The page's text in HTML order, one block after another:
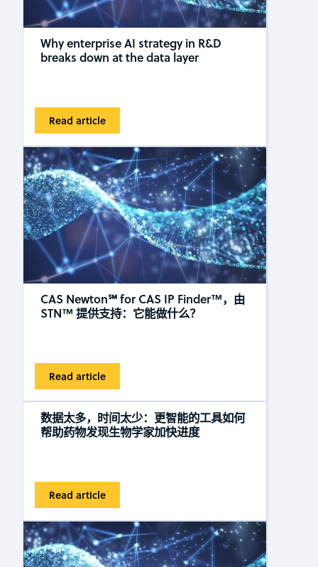
Why enterprise AI strategy in R&D
breaks down at the data layer
Read article
CAS Newton℠ for CAS IP Finder™，由
STN™ 提供支持：它能做什么？
Read article
数据太多，时间太少：更智能的工具如何
帮助药物发现生物学家加快进度
Read article